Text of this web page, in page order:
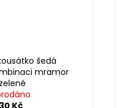
šedá
mramor